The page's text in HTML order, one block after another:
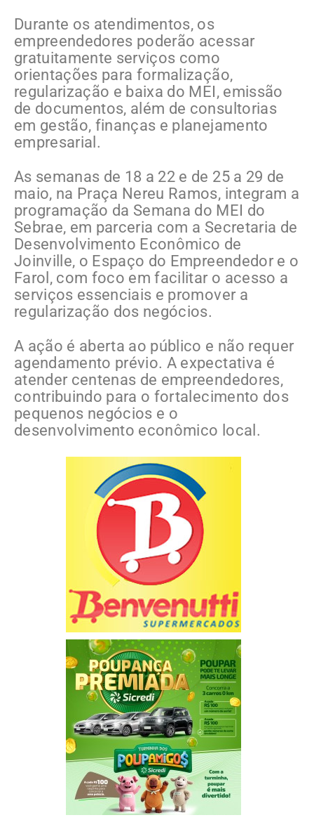
Durante os atendimentos, os
empreendedores poderão acessar
gratuitamente serviços como
orientações para formalização,
regularização e baixa do MEI, emissão
de documentos, além de consultorias
em gestão, finanças e planejamento
empresarial.
As semanas de 18 a 22 e de 25 a 29 de
maio, na Praça Nereu Ramos, integram a
programação da Semana do MEI do
Sebrae, em parceria com a Secretaria de
Desenvolvimento Econômico de
Joinville, o Espaço do Empreendedor e o
Farol, com foco em facilitar o acesso a
serviços essenciais e promover a
regularização dos negócios.
A ação é aberta ao público e não requer
agendamento prévio. A expectativa é
atender centenas de empreendedores,
contribuindo para o fortalecimento dos
pequenos negócios e o
desenvolvimento econômico local.